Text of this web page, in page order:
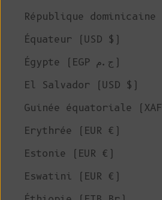
République dominicaine
Équateur (USD $)
Égypte (EGP ج.م)
El Salvador (USD $)
Guinée équatoriale (XAF
Erythrée (EUR €)
Estonie (EUR €)
Eswatini (EUR €)